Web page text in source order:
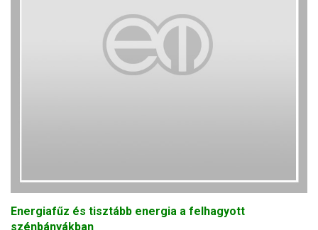
Energiafűz és tisztább energia a felhagyott
szénbányákban